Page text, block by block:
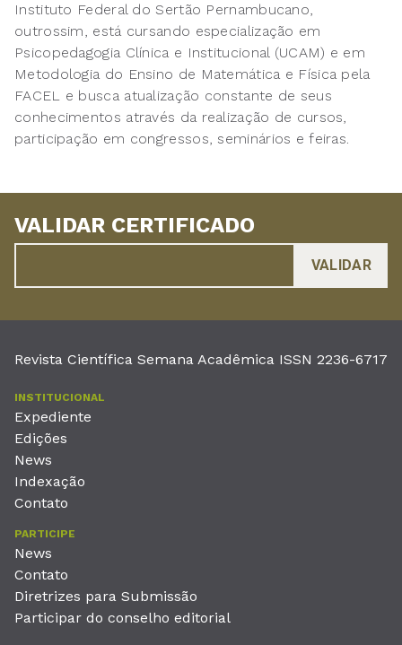
Instituto Federal do Sertão Pernambucano,
outrossim, está cursando especialização em
Psicopedagogia Clínica e Institucional (UCAM) e em
Metodologia do Ensino de Matemática e Física pela
FACEL e busca atualização constante de seus
conhecimentos através da realização de cursos,
participação em congressos, seminários e feiras.
VALIDAR CERTIFICADO
Revista Científica Semana Acadêmica ISSN 2236-6717
INSTITUCIONAL
Expediente
Edições
News
Indexação
Contato
PARTICIPE
News
Contato
Diretrizes para Submissão
Participar do conselho editorial